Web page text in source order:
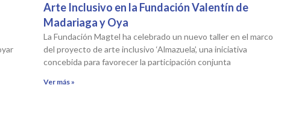
Arte Inclusivo en la Fundación Valentín de
Madariaga y Oya
La Fundación Magtel ha celebrado un nuevo taller en el marco
del proyecto de arte inclusivo ‘Almazuela’, una iniciativa
concebida para favorecer la participación conjunta
Ver más »